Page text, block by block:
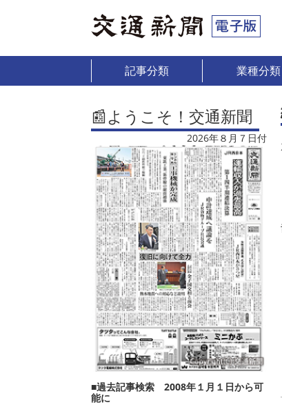
記事分類 業種分類
📰ようこそ！交通新聞
2026年８月７日付
■過去記事検索 2008年１月１日から可
能に